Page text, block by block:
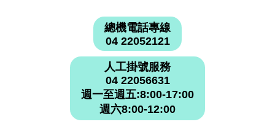
總機電話專線
04 22052121
人工掛號服務
04 22056631
週一至週五:8:00-17:00
週六8:00-12:00